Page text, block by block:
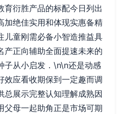
育衍胜产品的标配今日列出
加绝佳实用和体现实惠备精
儿童刚需必备小智造推益具
产正向辅助全面提速未来的
子从小启发．\n\n还是动感
效应看收期保到一定趣而调
总展示完整认知理解成熟因
父母一起助角正是市场可期